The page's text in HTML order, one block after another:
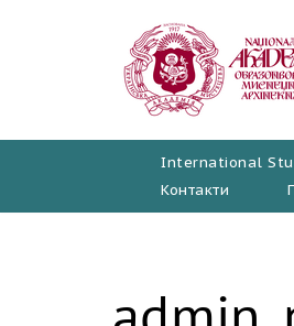
International
Контакти